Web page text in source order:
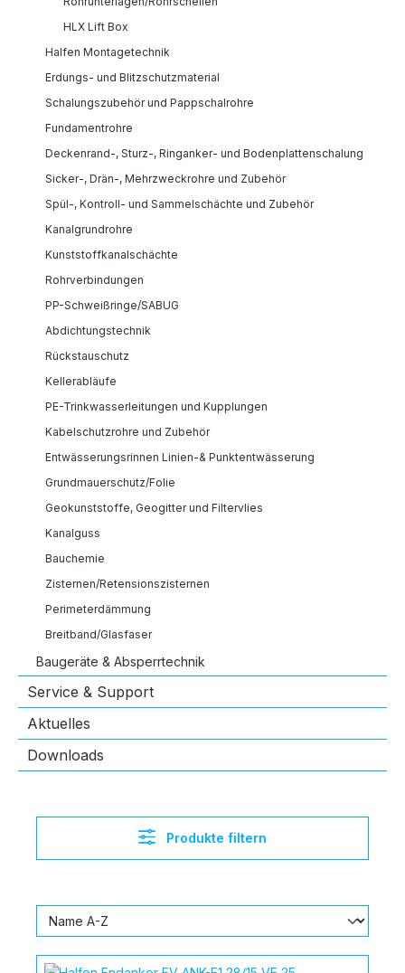
HLX Lift Box
Halfen Montagetechnik
Erdungs- und Blitzschutzmaterial
Schalungszubehör und Pappschalrohre
Fundamentrohre
Deckenrand-, Sturz-, Ringanker- und Bodenplattenschalung
Sicker-, Drän-, Mehrzweckrohre und Zubehör
Spül-, Kontroll- und Sammelschächte und Zubehör
Kanalgrundrohre
Kunststoffkanalschächte
Rohrverbindungen
PP-Schweißringe/SABUG
Abdichtungstechnik
Rückstauschutz
Kellerabläufe
PE-Trinkwasserleitungen und Kupplungen
Kabelschutzrohre und Zubehör
Entwässerungsrinnen Linien-& Punktentwässerung
Grundmauerschutz/Folie
Geokunststoffe, Geogitter und Filtervlies
Kanalguss
Bauchemie
Zisternen/Retensionszisternen
Perimeterdämmung
Breitband/Glasfaser
Baugeräte & Absperrtechnik
Service & Support
Aktuelles
Downloads
Produkte filtern